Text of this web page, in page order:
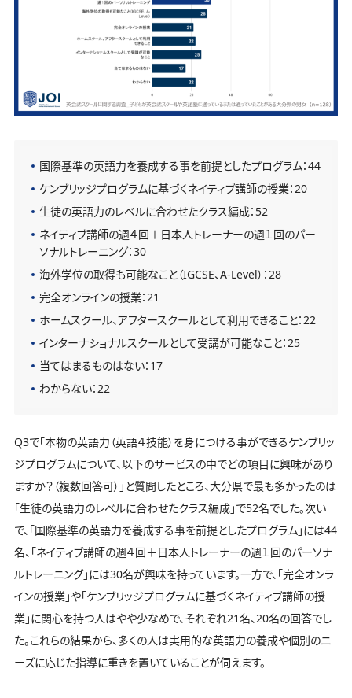
国際基準の英語力を養成する事を前提としたプログラム：44
ケンブリッジプログラムに基づくネイティブ講師の授業：20
生徒の英語力のレベルに合わせたクラス編成：52
ネイティブ講師の週４回＋日本人トレーナーの週１回のパー
ソナルトレーニング：30
海外学位の取得も可能なこと（IGCSE、A-Level）：28
完全オンラインの授業：21
ホームスクール、アフタースクールとして利用できること：22
インターナショナルスクールとして受講が可能なこと：25
当てはまるものはない：17
わからない：22
Q3で「本物の英語力（英語４技能）を身につける事ができるケンブリッ
ジプログラムについて、以下のサービスの中でどの項目に興味があり
ますか？（複数回答可）」と質問したところ、大分県で最も多かったのは
「生徒の英語力のレベルに合わせたクラス編成」で52名でした。次い
で、「国際基準の英語力を養成する事を前提としたプログラム」には44
名、「ネイティブ講師の週４回＋日本人トレーナーの週１回のパーソナ
ルトレーニング」には30名が興味を持っています。一方で、「完全オンラ
インの授業」や「ケンブリッジプログラムに基づくネイティブ講師の授
業」に関心を持つ人はやや少なめで、それぞれ21名、20名の回答でし
た。これらの結果から、多くの人は実用的な英語力の養成や個別のニ
ーズに応じた指導に重きを置いていることが伺えます。